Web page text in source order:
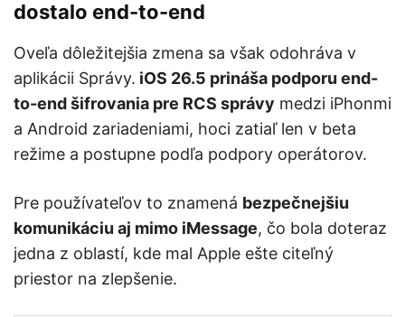
dostalo end-to-end
Oveľa dôležitejšia zmena sa však odohráva v
aplikácii Správy. iOS 26.5 prináša podporu end-
to-end šifrovania pre RCS správy medzi iPhonmi
a Android zariadeniami, hoci zatiaľ len v beta
režime a postupne podľa podpory operátorov.
Pre používateľov to znamená bezpečnejšiu
komunikáciu aj mimo iMessage, čo bola doteraz
jedna z oblastí, kde mal Apple ešte citeľný
priestor na zlepšenie.